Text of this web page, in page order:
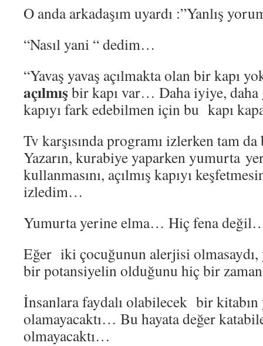
O anda arkadaşım uyardı :”Yanlış
“Nasıl yani “ dedim…
“Yavaş yavaş açılmakta olan bir kapı
açılmışbir kapı var… Daha iyiye, daha
kapıyı fark edebilmen için bu kapı
Tv karşısında programı izlerken tam
Yazarın, kurabiye yaparken yumurta
kullanmasını, açılmış kapıyı
izledim…
Yumurta yerine elma… Hiç fena
Eğer iki çocuğunun alerjisi olmasaydı,
bir potansiyelin olduğunu hiç bir
İnsanlara faydalı olabilecek bir kitabın
olamayacaktı… Bu hayata değer
olmayacaktı…